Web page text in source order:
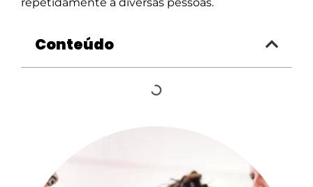
repetidamente a diversas pessoas.
Conteúdo